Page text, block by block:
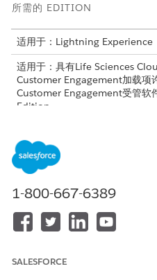
所需的 EDITION
适用于：Lightning Experience
适用于：具有Life Sciences
Customer Engagement加载项
Customer Engagement受管软
Edition。
触发帐户创建
在您识别 HCP 和 HCO 之间的关
现有记录，并选择机构医生关联
构医生公司客户，例如东京大学
供商关联。
搜索并查找客户
1-800-667-6389
SALESFORCE